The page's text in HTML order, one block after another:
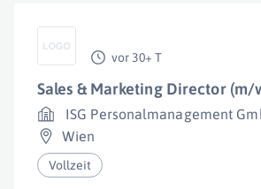
vor 30+ T
Sales & Marketing Director (m/
ISG Personalmanagement
Wien
Vollzeit